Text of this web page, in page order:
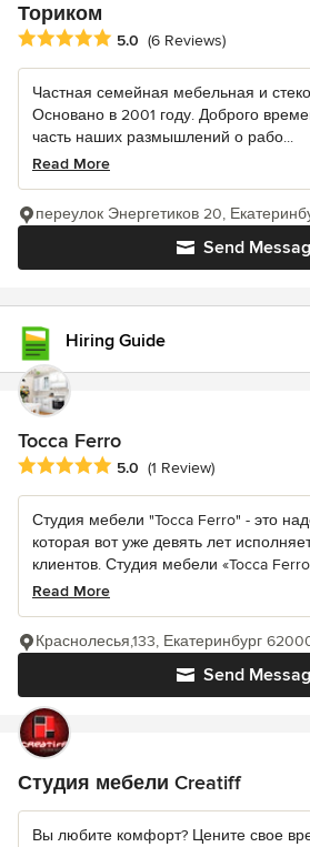
Ториком
Average rating: 5 out of 5 stars
5.0 (6 Reviews)
Частная семейная мебельная и
Основано в 2001 году. Доброго
часть наших размышлений о рабо...
Read More
Send
переулок Энергетиков 20,
Hiring Guide
Tocca Ferro
Average rating: 5 out of 5 stars
5.0 (1 Review)
Студия мебели "Tocca Ferro" - это
которая вот уже девять лет
клиентов. Студия мебели «Tocca
Read More
Send
Краснолесья,133, Екатеринбург
Студия мебели Creatiff
Вы любите комфорт? Цените свое